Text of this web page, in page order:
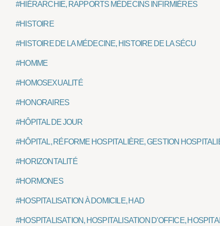
#HIÉRARCHIE, RAPPORTS MÉDECINS INFIRMIÈRES
#HISTOIRE
#HISTOIRE DE LA MÉDECINE, HISTOIRE DE LA SÉCU
#HOMME
#HOMOSEXUALITÉ
#HONORAIRES
#HÔPITAL DE JOUR
#HÔPITAL, RÉFORME HOSPITALIÈRE, GESTION
#HORIZONTALITÉ
#HORMONES
#HOSPITALISATION À DOMICILE, HAD
#HOSPITALISATION, HOSPITALISATION D'OFFICE,